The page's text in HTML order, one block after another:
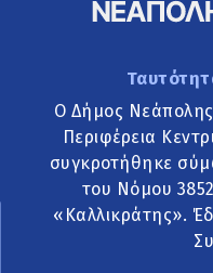
Ο Δήμος
Περιφέρεια
συγκροτήθηκε
του Νόμου
«Καλλικράτης».